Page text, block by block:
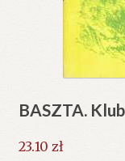
BASZTA.
23.10 zł